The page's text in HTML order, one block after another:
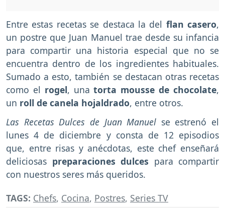
Entre estas recetas se destaca la del flan casero,
un postre que Juan Manuel trae desde su infancia
para compartir una historia especial que no se
encuentra dentro de los ingredientes habituales.
Sumado a esto, también se destacan otras recetas
como el rogel, unatorta mousse de chocolate,
un roll de canela hojaldrado, entre otros.
Las Recetas Dulces de Juan Manuel se estrenó el
lunes 4 de diciembre y consta de 12 episodios
que, entre risas y anécdotas, este chef enseñará
deliciosas preparaciones dulces para compartir
con nuestros seres más queridos.
TAGS: Chefs, Cocina, Postres, Series TV